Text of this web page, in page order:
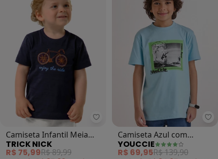
Trick Nick - Camiseta Infantil
Camiseta Infantil Meia
Malha Estampa (Azul)
TRICK NICK
R$ 75,99R$ 89,99
Camiseta Azul com
Estampa de Surf (Azul)
YOUCCIE
R$ 69,95R$ 139,90